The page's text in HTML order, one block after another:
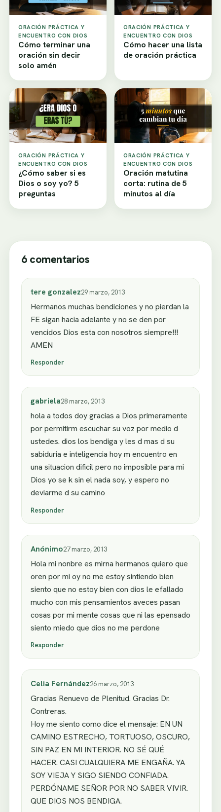
ORACIÓN PRÁCTICA Y
ENCUENTRO CON DIOS
Cómo terminar una
oración sin decir
solo amén
ORACIÓN PRÁCTICA Y
ENCUENTRO CON DIOS
Cómo hacer una lista
de oración práctica
ORACIÓN PRÁCTICA Y
ENCUENTRO CON DIOS
¿Cómo saber si es
Dios o soy yo? 5
preguntas
ORACIÓN PRÁCTICA Y
ENCUENTRO CON DIOS
Oración matutina
corta: rutina de 5
minutos al día
6 comentarios
tere gonzalez29 marzo, 2013
Hermanos muchas bendiciones y no pierdan la
FE sigan hacia adelante y no se den por
vencidos Dios esta con nosotros siempre!!!
AMEN
Responder
gabriela28 marzo, 2013
hola a todos doy gracias a Dios primeramente
por permitirm escuchar su voz por medio d
ustedes. dios los bendiga y les d mas d su
sabiduria e inteligencia hoy m encuentro en
una situacion dificil pero no imposible para mi
Dios yo se k sin el nada soy, y espero no
deviarme d su camino
Responder
Anónimo27 marzo, 2013
Hola mi nonbre es mirna hermanos quiero que
oren por mi oy no me estoy sintiendo bien
siento que no estoy bien con dios le efallado
mucho con mis pensamientos aveces pasan
cosas por mi mente cosas que ni las epensado
siento miedo que dios no me perdone
Responder
Celia Fernández26 marzo, 2013
Gracias Renuevo de Plenitud. Gracias Dr.
Contreras.
Hoy me siento como dice el mensaje: EN UN
CAMINO ESTRECHO, TORTUOSO, OSCURO,
SIN PAZ EN MI INTERIOR. NO SÉ QUÉ
HACER. CASI CUALQUIERA ME ENGAÑA. YA
SOY VIEJA Y SIGO SIENDO CONFIADA.
PERDÓNAME SEÑOR POR NO SABER VIVIR.
QUE DIOS NOS BENDIGA.